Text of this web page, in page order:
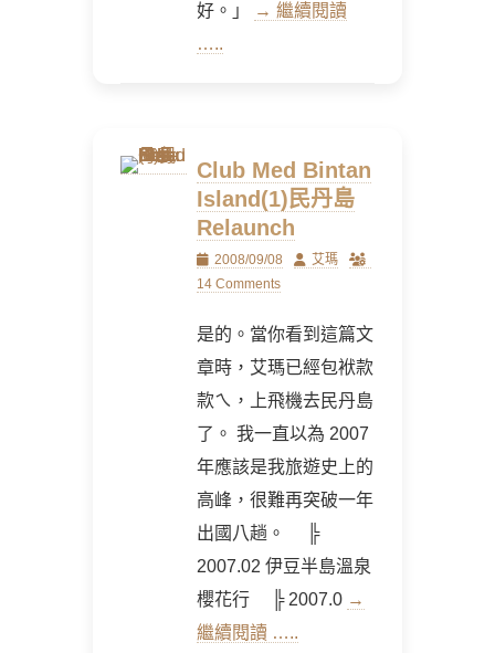
好。」
→ 繼續閱讀
…..
Club Med Bintan
Island(1)民丹島
Relaunch
Posted
on
2008/09/08 Author
艾瑪
14 Comments
是的。當你看到這篇文
章時，艾瑪已經包袱款
款ㄟ，上飛機去民丹島
了。 我一直以為 2007
年應該是我旅遊史上的
高峰，很難再突破一年
出國八趟。 ╠
2007.02 伊豆半島溫泉
櫻花行 ╠ 2007.0 →
繼續閱讀 …..